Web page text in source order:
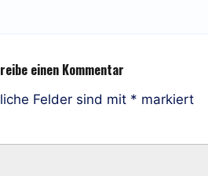
einen Kommentar
Felder sind mit * markiert